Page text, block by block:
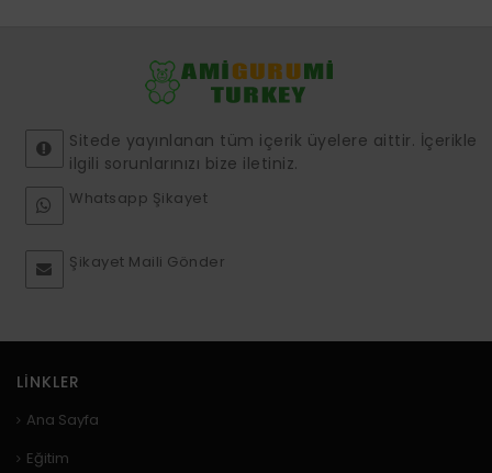
Sitede yayınlanan tüm içerik üyelere aittir. İçerikle
ilgili sorunlarınızı bize iletiniz.
Whatsapp Şikayet
Şikayet Maili Gönder
LINKLER
Ana Sayfa
Eğitim